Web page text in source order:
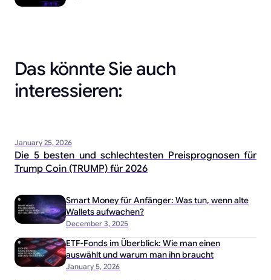
Das könnte Sie auch
interessieren:
January 25, 2026
Die 5 besten und schlechtesten Preisprognosen für
Trump Coin (TRUMP) für 2026
December 3, 2025
Smart Money für Anfänger: Was tun, wenn alte
Wallets aufwachen?
January 5, 2026
ETF-Fonds im Überblick: Wie man einen
auswählt und warum man ihn braucht